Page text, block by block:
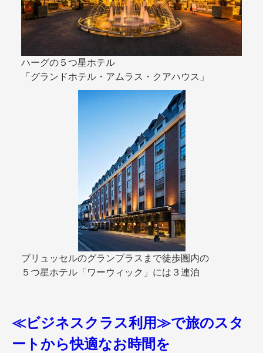
ハーグの５つ星ホテル
「グランドホテル・アムラス・クアハウス」
ブリュッセルのグランプラスまで徒歩圏内の
５つ星ホテル「ワーウィック」には３連泊
≪ビジネスクラス利用≫で旅のスタ
ートから快適なお時間を